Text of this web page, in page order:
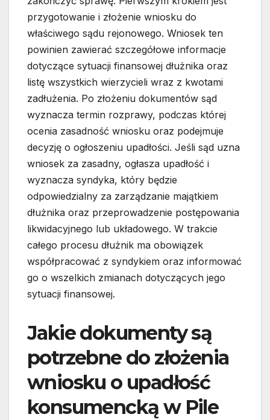
przygotowanie i złożenie wniosku do
właściwego sądu rejonowego. Wniosek ten
powinien zawierać szczegółowe informacje
dotyczące sytuacji finansowej dłużnika oraz
listę wszystkich wierzycieli wraz z kwotami
zadłużenia. Po złożeniu dokumentów sąd
wyznacza termin rozprawy, podczas której
ocenia zasadność wniosku oraz podejmuje
decyzję o ogłoszeniu upadłości. Jeśli sąd uzna
wniosek za zasadny, ogłasza upadłość i
wyznacza syndyka, który będzie
odpowiedzialny za zarządzanie majątkiem
dłużnika oraz przeprowadzenie postępowania
likwidacyjnego lub układowego. W trakcie
całego procesu dłużnik ma obowiązek
współpracować z syndykiem oraz informować
go o wszelkich zmianach dotyczących jego
sytuacji finansowej.
Jakie dokumenty są
potrzebne do złożenia
wniosku o upadłość
konsumencką w Pile